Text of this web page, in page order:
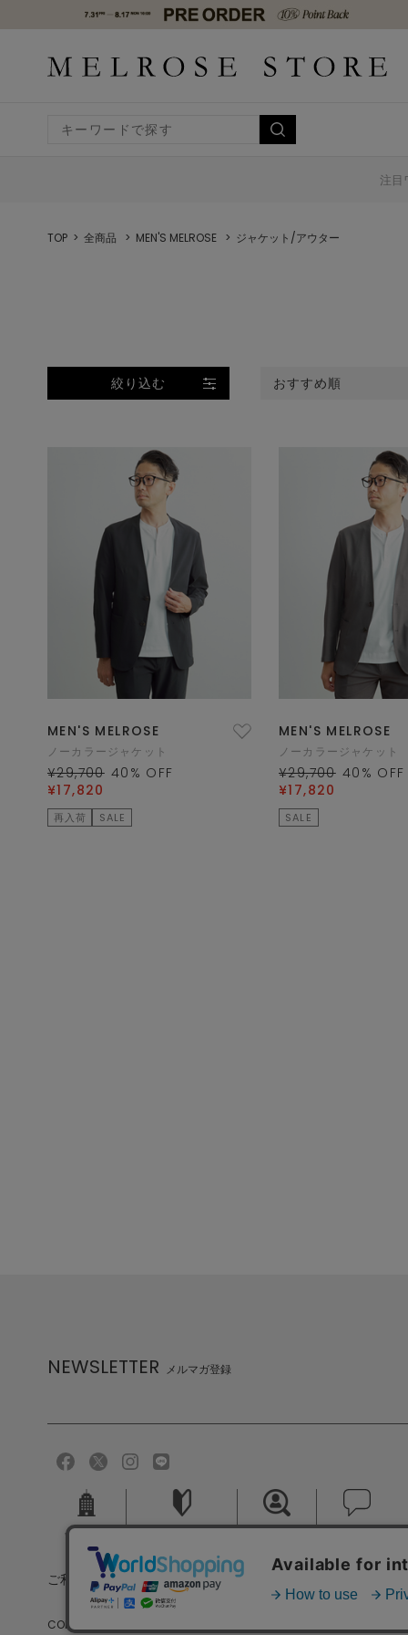
注目
TOP 全商品 MEN'S MELROSE ジャケット/アウター
絞り込む おすすめ順
MEN'S MELROSE
ノーカラージャケット
¥29,700 40 % OFF
¥17,820
再入荷 SALE
MEN'S MELROSE
ノーカラージャケット
¥29,700 40 % OFF
¥17,820
SALE
NEWSLETTER メルマガ登録
会社概要 ご利用ガイド 採用情報 お問い合せ
ご利用規約 個人情報保護方針
COPYRIGHT (C) MELROSE CO.,LTD.ALL RIGHTS RESERVED.